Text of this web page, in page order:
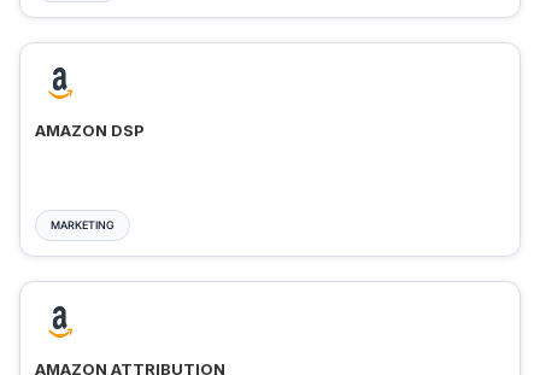
AMAZON DSP
MARKETING
AMAZON ATTRIBUTION